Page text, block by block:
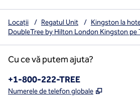
Locații / Regatul Unit / Kingston la
DoubleTree by Hilton London Kingston pe
Cu ce vă putem ajuta?
Telefon:
+1-800-222-TREE
Numerele de telefon globale ,